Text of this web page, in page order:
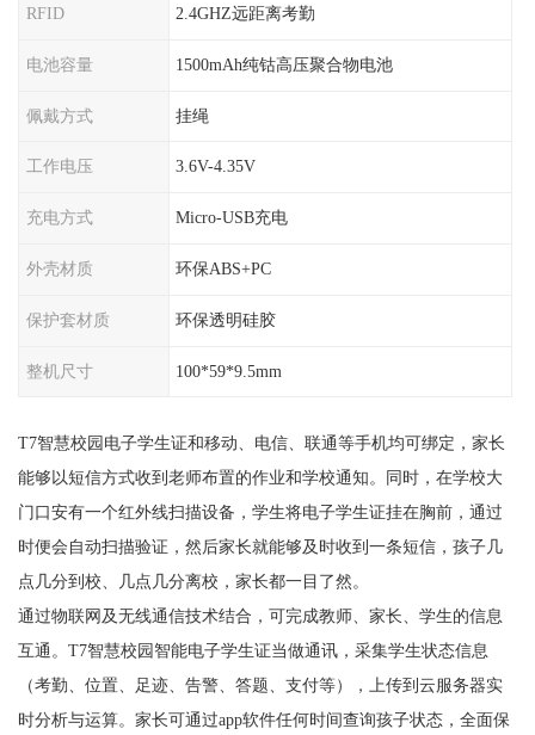
RFID 2.4GHZ远距离考勤
电池容量 1500mAh纯钴高压聚合物电池
佩戴方式 挂绳
工作电压 3.6V-4.35V
充电方式 Micro-USB充电
外壳材质 环保ABS+PC
保护套材质 环保透明硅胶
整机尺寸 100*59*9.5mm
T7智慧校园电子学生证和移动、电信、联通等手机均可绑定，家长
能够以短信方式收到老师布置的作业和学校通知。同时，在学校大
门口安有一个红外线扫描设备，学生将电子学生证挂在胸前，通过
时便会自动扫描验证，然后家长就能够及时收到一条短信，孩子几
点几分到校、几点几分离校，家长都一目了然。
通过物联网及无线通信技术结合，可完成教师、家长、学生的信息
互通。T7智慧校园智能电子学生证当做通讯，采集学生状态信息
（考勤、位置、足迹、告警、答题、支付等），上传到云服务器实
时分析与运算。家长可通过app软件任何时间查询孩子状态，全面保